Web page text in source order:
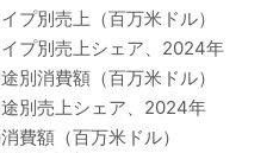
プ別売上（百万米ドル）
プ別売上シェア、2024年
別消費額（百万米ドル）
別売上シェア、2024年
費額（百万米ドル）